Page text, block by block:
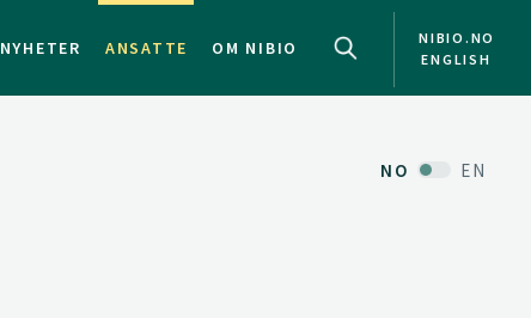
NYHETER ANSATTE OM NIBIO
NIBIO.NO
ENGLISH
NO EN